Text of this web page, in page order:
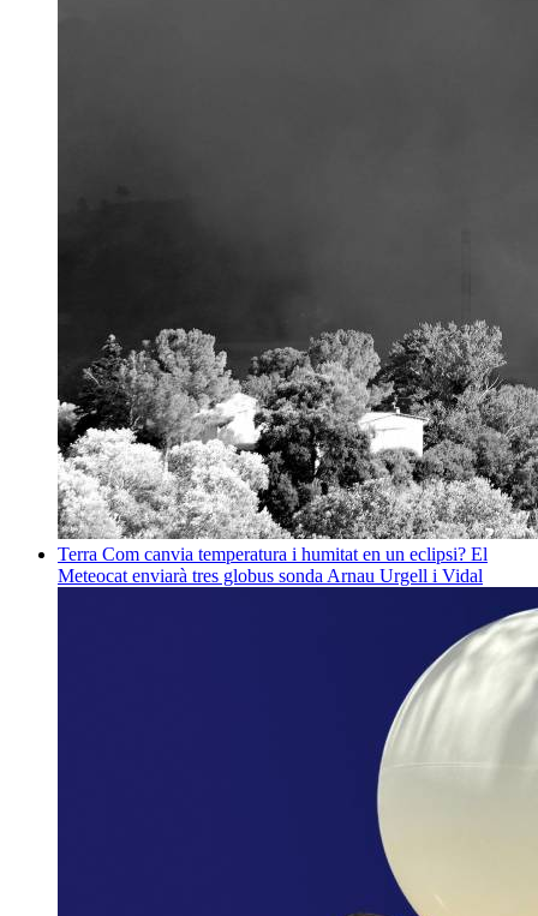
Terra Com canvia temperatura i humitat en un eclipsi? El
Meteocat enviarà tres globus sonda Arnau Urgell i Vidal